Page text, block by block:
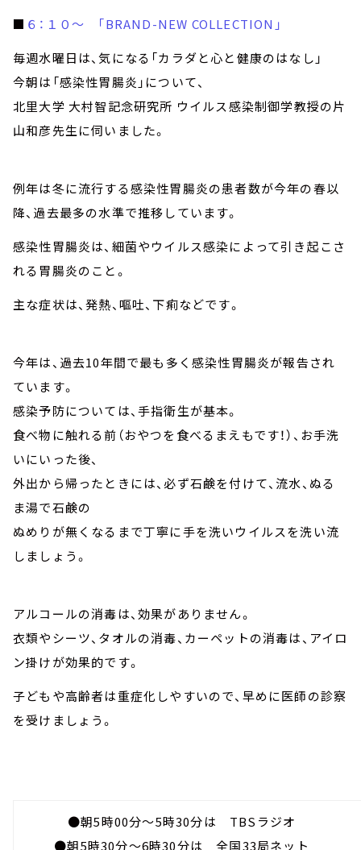
■ ６：１０～ 「BRAND-NEW COLLECTION」
毎週水曜日は、気になる「カラダと心と健康のはなし」
今朝は「感染性胃腸炎」について、
北里大学 大村智記念研究所 ウイルス感染制御学教授の片
山和彦先生に伺いました。
例年は冬に流行する感染性胃腸炎の患者数が今年の春以
降、過去最多の水準で推移しています。
感染性胃腸炎は、細菌やウイルス感染によって引き起こさ
れる胃腸炎のこと。
主な症状は、発熱、嘔吐、下痢などです。
今年は、過去10年間で最も多く感染性胃腸炎が報告され
ています。
感染予防については、手指衛生が基本。
食べ物に触れる前（おやつを食べるまえもです！）、お手洗
いにいった後、
外出から帰ったときには、必ず石鹸を付けて、流水、ぬる
ま湯で石鹸の
ぬめりが無くなるまで丁寧に手を洗いウイルスを洗い流
しましょう。
アルコールの消毒は、効果がありません。
衣類やシーツ、タオルの消毒、カーペットの消毒は、アイロ
ン掛けが効果的です。
子どもや高齢者は重症化しやすいので、早めに医師の診察
を受けましょう。
●朝5時00分～5時30分は TBSラジオ
●朝5時30分～6時30分は 全国33局ネット